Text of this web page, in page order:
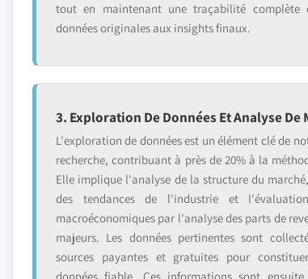
tout en maintenant une traçabilité complète
données originales aux insights finaux.
3. Exploration De Données Et Analyse De
L'exploration de données est un élément clé de
recherche, contribuant à près de 20% à la
Elle implique l'analyse de la structure du
des tendances de l'industrie et
macroéconomiques par l'analyse des parts de
majeurs. Les données pertinentes sont
sources payantes et gratuites pour